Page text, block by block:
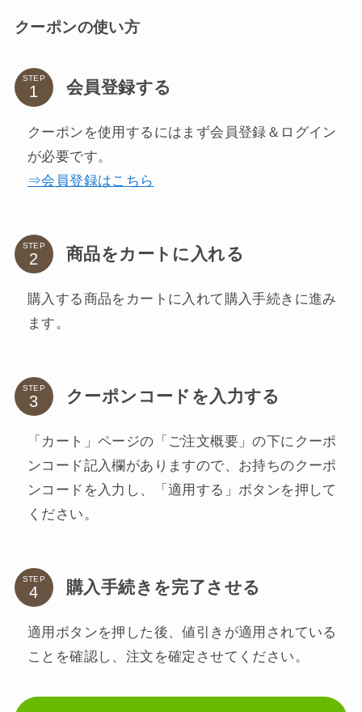
クーポンの使い方
STEP 会員登録する
クーポンを使用するにはまず会員登録＆ログイン
が必要です。
⇒会員登録はこちら
STEP 商品をカートに入れる
購入する商品をカートに入れて購入手続きに進み
ます。
STEP クーポンコードを入力する
「カート」ページの「ご注文概要」の下にクーポ
ンコード記入欄がありますので、お持ちのクーポ
ンコードを入力し、「適用する」ボタンを押して
ください。
STEP 購入手続きを完了させる
適用ボタンを押した後、値引きが適用されている
ことを確認し、注文を確定させてください。